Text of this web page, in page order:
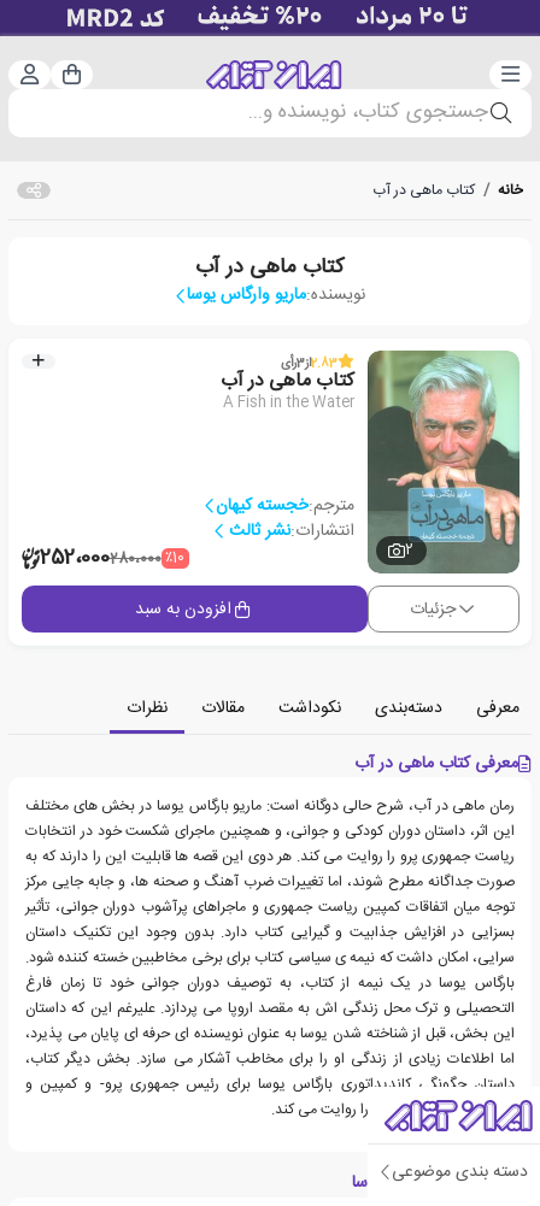
دسته‌بندی سبد
جستجوی کتاب، نویسنده و...
دسته بندی موضوعی
خانه / کتاب ماهی در آب
کتاب ماهی در آب
نویسنده:ماریو وارگاس یوسا
2
2.83از3رأی
کتاب ماهی در آب
A Fish in the Water
مترجم:خجسته کیهان
انتشارات:نشر ثالث
٪10280،000252،000
جزئیات افزودن به سبد
معرفی دسته‌بندی نکوداشت مقالات
نظرات
معرفی کتاب ماهی در آب
رمان ماهی در آب، شرح حالی دوگانه است: ماریو بارگاس یوسا در بخش های مختلف
این اثر، داستان دوران کودکی و جوانی، و همچنین ماجرای شکست خود در انتخابات
ریاست جمهوری پرو را روایت می کند. هر دوی این قصه ها قابلیت این را دارند که به
صورت جداگانه مطرح شوند، اما تغییرات ضرب آهنگ و صحنه ها، و جابه جایی مرکز
توجه میان اتفاقات کمپین ریاست جمهوری و ماجراهای پرآشوب دوران جوانی، تأثیر
بسزایی در افزایش جذابیت و گیرایی کتاب دارد. بدون وجود این تکنیک داستان
سرایی، امکان داشت که نیمه ی سیاسی کتاب برای برخی مخاطبین خسته کننده شود.
بارگاس یوسا در یک نیمه از کتاب، به توصیف دوران جوانی خود تا زمان فارغ
التحصیلی و ترک محل زندگی اش به مقصد اروپا می پردازد. علیرغم این که داستان
این بخش، قبل از شناخته شدن یوسا به عنوان نویسنده ای حرفه ای پایان می پذیرد،
اما اطلاعات زیادی از زندگی او را برای مخاطب آشکار می سازد. بخش دیگر کتاب،
داستان چگونگی کاندیداتوری بارگاس یوسا برای رئیس جمهوری پرو- و کمپین و
شکست ناامیدکننده ی او-را روایت می کند.
درباره ماریو وارگاس یوسا